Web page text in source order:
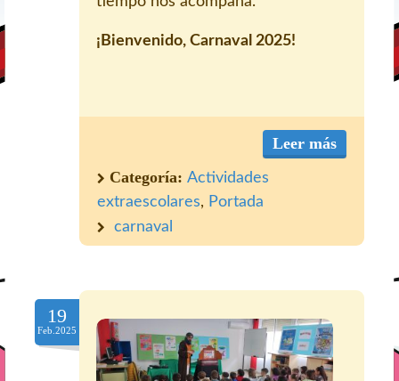
¡Bienvenido, Carnaval 2025!
Leer más
Categoría: Actividades
extraescolares, Portada
carnaval
19
Feb.2025